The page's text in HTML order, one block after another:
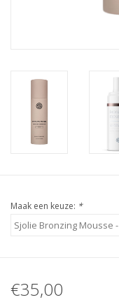
Trainingen
Suntana
Maak een keuze: *
€35,00